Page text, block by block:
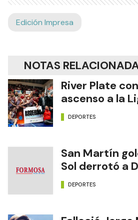
Edición Impresa
NOTAS
River Plate
ascenso a la
DEPORTES
San Martín
Sol derrotó a
DEPORTES